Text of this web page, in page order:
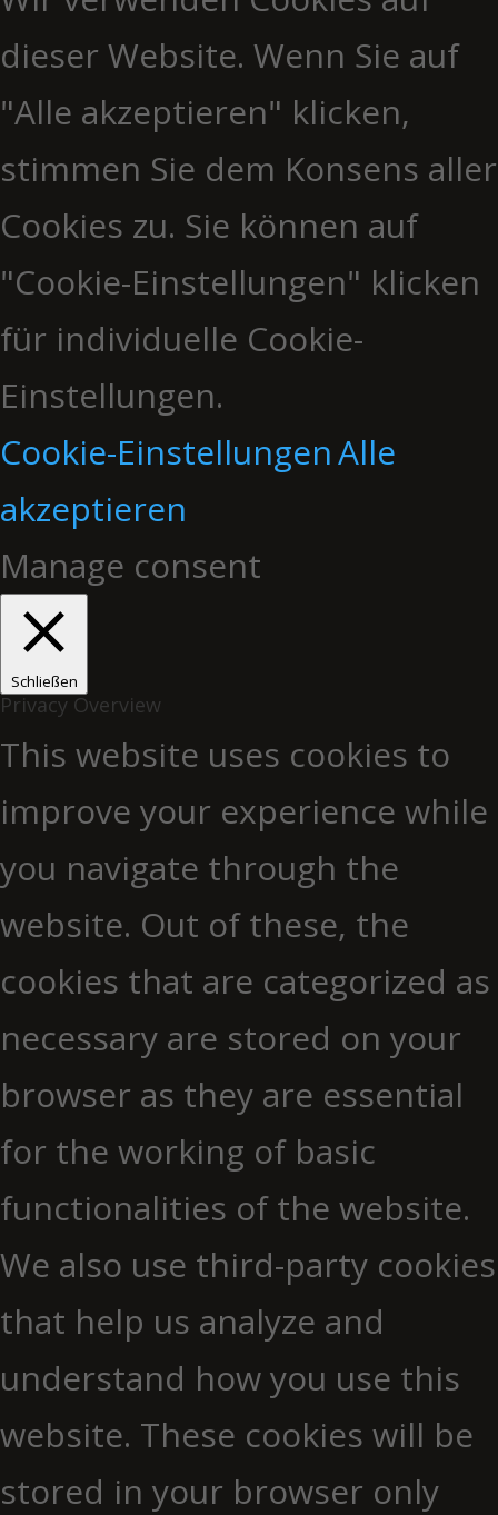
dieser Website. Wenn Sie auf
"Alle akzeptieren" klicken,
stimmen Sie dem Konsens aller
Cookies zu. Sie können auf
"Cookie-Einstellungen" klicken
für individuelle Cookie-
Einstellungen.
Cookie-EinstellungenAlle
akzeptieren
Manage consent
Schließen
Privacy Overview
This website uses cookies to
improve your experience while
you navigate through the
website. Out of these, the
cookies that are categorized as
necessary are stored on your
browser as they are essential
for the working of basic
functionalities of the website.
We also use third-party cookies
that help us analyze and
understand how you use this
website. These cookies will be
stored in your browser only